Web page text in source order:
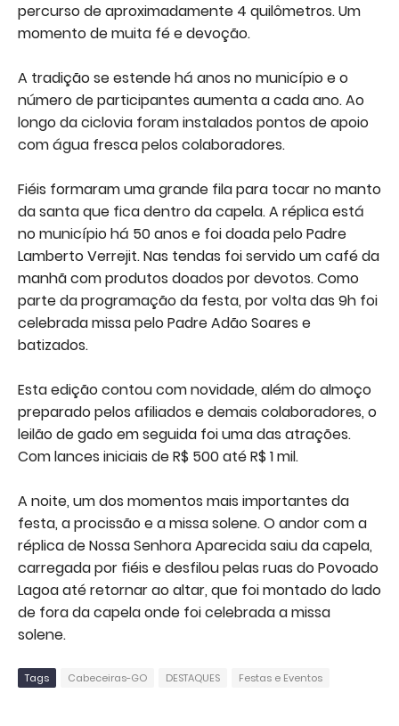
percurso de aproximadamente 4 quilômetros. Um
momento de muita fé e devoção.
A tradição se estende há anos no município e o
número de participantes aumenta a cada ano. Ao
longo da ciclovia foram instalados pontos de apoio
com água fresca pelos colaboradores.
Fiéis formaram uma grande fila para tocar no manto
da santa que fica dentro da capela. A réplica está
no município há 50 anos e foi doada pelo Padre
Lamberto Verrejit. Nas tendas foi servido um café da
manhã com produtos doados por devotos. Como
parte da programação da festa, por volta das 9h foi
celebrada missa pelo Padre Adão Soares e
batizados.
Esta edição contou com novidade, além do almoço
preparado pelos afiliados e demais colaboradores, o
leilão de gado em seguida foi uma das atrações.
Com lances iniciais de R$ 500 até R$ 1 mil.
A noite, um dos momentos mais importantes da
festa, a procissão e a missa solene. O andor com a
réplica de Nossa Senhora Aparecida saiu da capela,
carregada por fiéis e desfilou pelas ruas do Povoado
Lagoa até retornar ao altar, que foi montado do lado
de fora da capela onde foi celebrada a missa
solene.
Tags Cabeceiras-GO DESTAQUES Festas e Eventos